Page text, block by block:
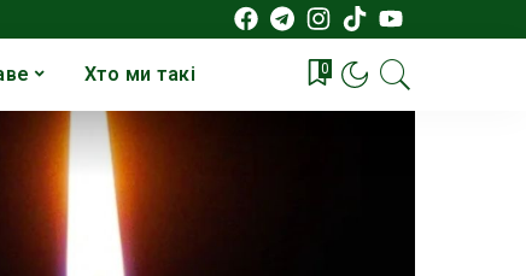
Хто ми такі 0